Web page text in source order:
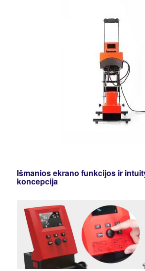
Išmanios ekrano funkcijos ir
koncepcija